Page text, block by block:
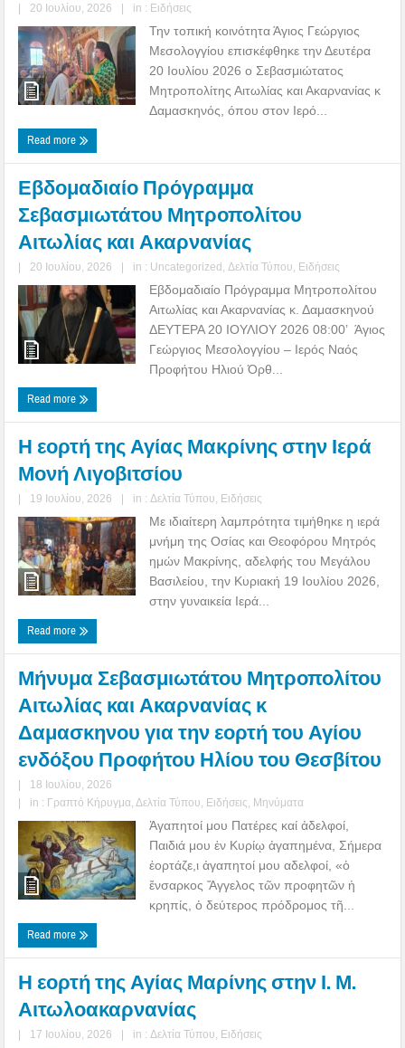
| 20 Ιουλίου, 2026 | in : Ειδήσεις
Την τοπική κοινότητα Άγιος Γεώργιος
Μεσολογγίου επισκέφθηκε την Δευτέρα
20 Ιουλίου 2026 ο Σεβασμιώτατος
Μητροπολίτης Αιτωλίας και Ακαρνανίας κ
Δαμασκηνός, όπου στον Ιερό...
Read more
Εβδομαδιαίο Πρόγραμμα
Σεβασμιωτάτου Μητροπολίτου
Αιτωλίας και Ακαρνανίας
| 20 Ιουλίου, 2026 | in : Uncategorized Δελτία Τύπου Ειδήσεις
Εβδομαδιαίο Πρόγραμμα Μητροπολίτου
Αιτωλίας και Ακαρνανίας κ. Δαμασκηνού
ΔΕΥΤΕΡΑ 20 ΙΟΥΛΙΟΥ 2026 08:00’ Άγιος
Γεώργιος Μεσολογγίου – Ιερός Ναός
Προφήτου Ηλιού Όρθ...
Read more
Η εορτή της Αγίας Μακρίνης στην Ιερά
Μονή Λιγοβιτσίου
| 19 Ιουλίου, 2026 | in : Δελτία Τύπου Ειδήσεις
Με ιδιαίτερη λαμπρότητα τιμήθηκε η ιερά
μνήμη της Οσίας και Θεοφόρου Μητρός
ημών Μακρίνης, αδελφής του Μεγάλου
Βασιλείου, την Κυριακή 19 Ιουλίου 2026,
στην γυναικεία Ιερά...
Read more
Μήνυμα Σεβασμιωτάτου Μητροπολίτου
Αιτωλίας και Ακαρνανίας κ
Δαμασκηνου για την εορτή του Αγίου
ενδόξου Προφήτου Ηλίου του Θεσβίτου
|
18 Ιουλίου, 2026
|
in : Γραπτό Κήρυγμα Δελτία Τύπου Ειδήσεις Μηνύματα
Ἀγαπητοί μου Πατέρες καί ἀδελφοί,
Παιδιά μου ἐν Κυρίῳ ἀγαπημένα, Σήμερα
ἑορτάζε,ι ἀγαπητοί μου αδελφοί, «ὁ
ἔνσαρκος Ἄγγελος τῶν προφητῶν ἡ
κρηπίς, ὁ δεύτερος πρόδρομος τῆ...
Read more
Η εορτή της Αγίας Μαρίνης στην Ι. Μ.
Αιτωλοακαρνανίας
| 17 Ιουλίου, 2026 | in : Δελτία Τύπου Ειδήσεις